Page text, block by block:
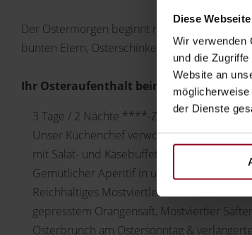
Diese
Wir verwenden
und die
Website an
der Dienste
Der Ostermorgen beginnt mit einer
bunten Eiern, Osterschinken und selbst
Ihr Osteraufenthalt beinhaltet:
3 Tage / 2 Nächte ****-Zimmer!
Unser Küchenchef verwöhnt Sie am Abend
mit Salat- und Käsebuffet
Gemütlicher Aperitif in unserer Hotelbar
Reichhaltiges Mostviertler Bio Frühstück
gepresstem Orangensaft, Mostviertler
Osterbrunch am Ostersonntag &